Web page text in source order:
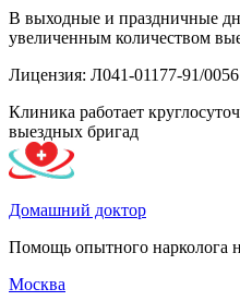
В выходные и праздничные
увеличенным количеством
Лицензия: Л041-01177-91/
Клиника работает
выездных бригад
Домашний доктор
Помощь опытного нарколога
Москва